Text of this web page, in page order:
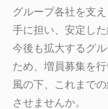
グループ各社を支
手に担い、安定し
今後も拡大するグ
ため、増員募集を
風の下、これまで
させませんか。